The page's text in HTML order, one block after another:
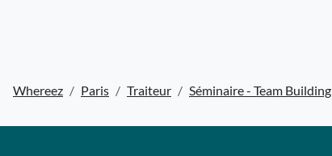
Whereez Paris Traiteur Séminaire - Team Building